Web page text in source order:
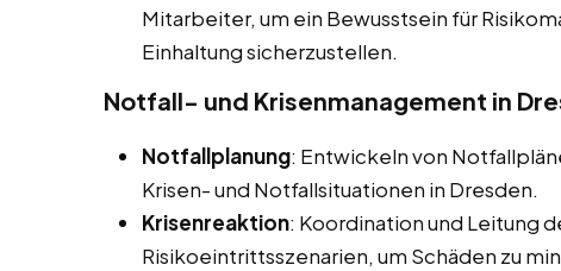
Mitarbeiter, um ein Bewusstsein für
Einhaltung sicherzustellen.
Notfall- und Krisenmanagement in
Notfallplanung: Entwickeln von
Krisen- und Notfallsituationen in Dresden.
Krisenreaktion: Koordination und Leitung
Risikoeintrittsszenarien, um Schäden zu